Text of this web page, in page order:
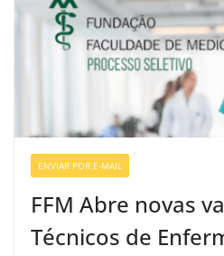
ENVIAR POR E-MAIL
FFM Abre novas
Técnicos de